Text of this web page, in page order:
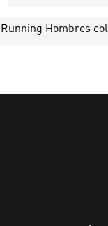
Running Hombres